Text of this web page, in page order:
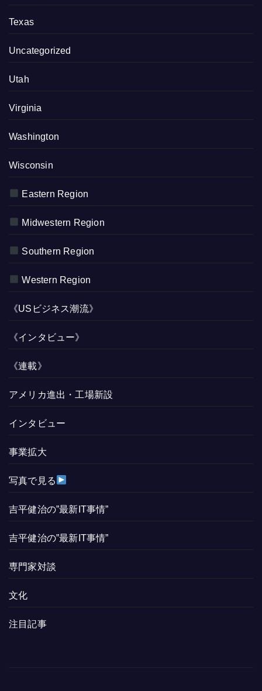
Texas
Uncategorized
Utah
Virginia
Washington
Wisconsin
Eastern Region
Midwestern Region
Southern Region
Western Region
《USビジネス潮流》
《インタビュー》
《連載》
アメリカ進出・工場新設
インタビュー
事業拡大
写真で見る
吉平健治の”最新IT事情”
吉平健治の”最新IT事情”
専門家対談
文化
注目記事